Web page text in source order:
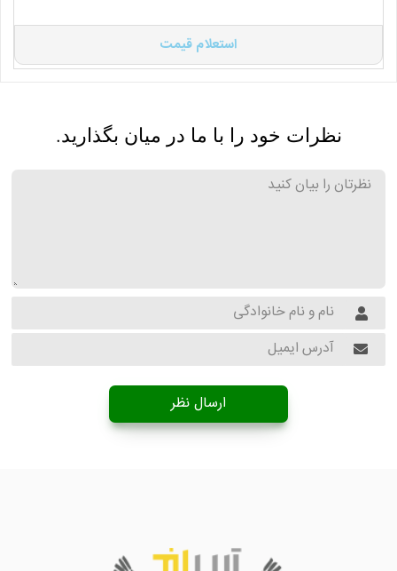
استعلام قیمت
نظرات خود را با ما در میان بگذارید.
ارسال نظر